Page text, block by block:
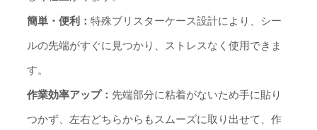
簡単・便利：特殊ブリスターケース設計により、シー
ルの先端がすぐに見つかり、ストレスなく使用できま
す。
作業効率アップ： 先端部分に粘着がないため手に貼り
つかず、左右どちらからもスムーズに取り出せて、作